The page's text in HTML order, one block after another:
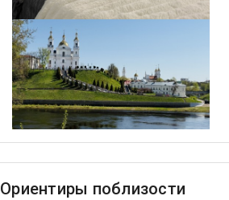
Ориентиры поблизости